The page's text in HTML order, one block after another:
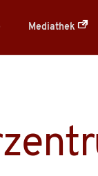
Mediathek